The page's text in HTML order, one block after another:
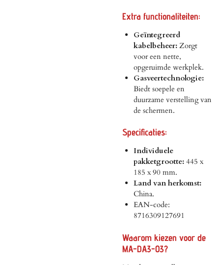
Extra functionaliteiten:
Geïntegreerd
kabelbeheer:Zorgt
voor een nette,
opgeruimde werkplek.
Gasveertechnologie:
Biedt soepele en
duurzame verstelling van
de schermen.
Specificaties:
Individuele
pakketgrootte:445 x
185 x 90 mm.
Land van herkomst:
China.
EAN-code:
8716309127691
Waarom kiezen voor de
MA-DA3-03?